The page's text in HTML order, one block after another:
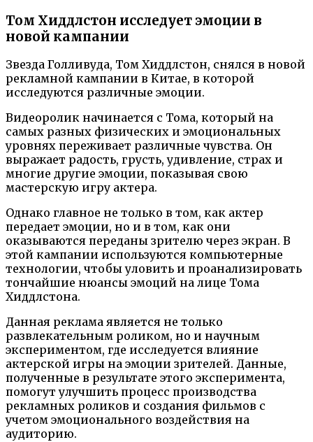
Том Хиддлстон исследует эмоции в
новой кампании
Звезда Голливуда, Том Хиддлстон, снялся в новой
рекламной кампании в Китае, в которой
исследуются различные эмоции.
Видеоролик начинается с Тома, который на
самых разных физических и эмоциональных
уровнях переживает различные чувства. Он
выражает радость, грусть, удивление, страх и
многие другие эмоции, показывая свою
мастерскую игру актера.
Однако главное не только в том, как актер
передает эмоции, но и в том, как они
оказываются переданы зрителю через экран. В
этой кампании используются компьютерные
технологии, чтобы уловить и проанализировать
тончайшие нюансы эмоций на лице Тома
Хиддлстона.
Данная реклама является не только
развлекательным роликом, но и научным
экспериментом, где исследуется влияние
актерской игры на эмоции зрителей. Данные,
полученные в результате этого эксперимента,
помогут улучшить процесс производства
рекламных роликов и создания фильмов с
учетом эмоционального воздействия на
аудиторию.